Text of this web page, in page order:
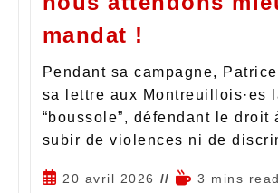
mandat !
Pendant sa campagne,
sa lettre aux Montreuillois·es
“boussole”, défendant le
subir de violences ni de
20 avril 2026 3 mins read